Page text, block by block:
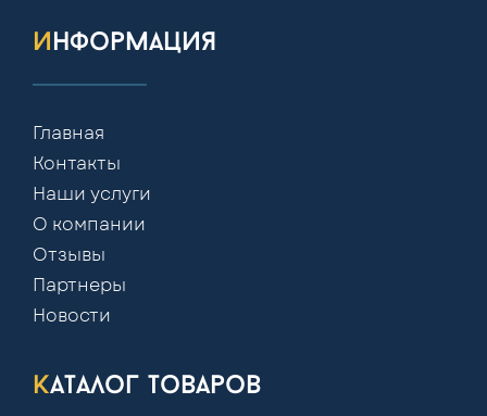
информация
Главная
Контакты
Наши услуги
О компании
Отзывы
Партнеры
Новости
каталог товаров